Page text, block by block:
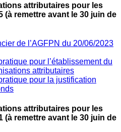
attributaires pour les
(à remettre avant le 30 juin de
de l’AGFPN du 20/06/2023
pour l’établissement du
attributaires
pour la justification
attributaires pour les
(à remettre avant le 30 juin de